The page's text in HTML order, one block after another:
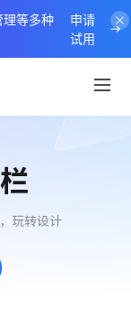
理等多种
申请
试用
玩转设计